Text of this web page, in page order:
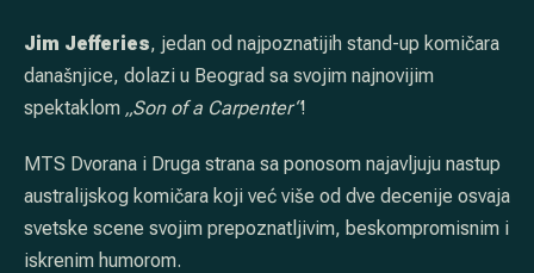
Jim Jefferies, jedan od najpoznatijih stand-up komičara
današnjice, dolazi u Beograd sa svojim najnovijim
spektaklom „Son of a Carpenter“!
MTS Dvorana i Druga strana sa ponosom najavljuju nastup
australijskog komičara koji već više od dve decenije osvaja
svetske scene svojim prepoznatljivim, beskompromisnim i
iskrenim humorom.